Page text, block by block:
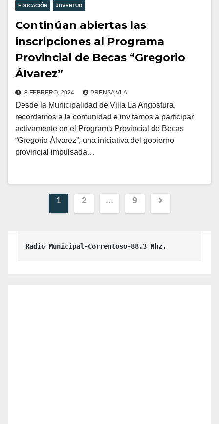
EDUCACIÓN JUVENTUD
Continúan abiertas las
inscripciones al Programa
Provincial de Becas “Gregorio
Álvarez”
8 FEBRERO, 2024 PRENSA VLA
Desde la Municipalidad de Villa La Angostura,
recordamos a la comunidad e invitamos a participar
activamente en el Programa Provincial de Becas
“Gregorio Álvarez”, una iniciativa del gobierno
provincial impulsada…
Paginación
entradas
1 2 … 9
Radio Municipal-Correntoso-88.3 Mhz.